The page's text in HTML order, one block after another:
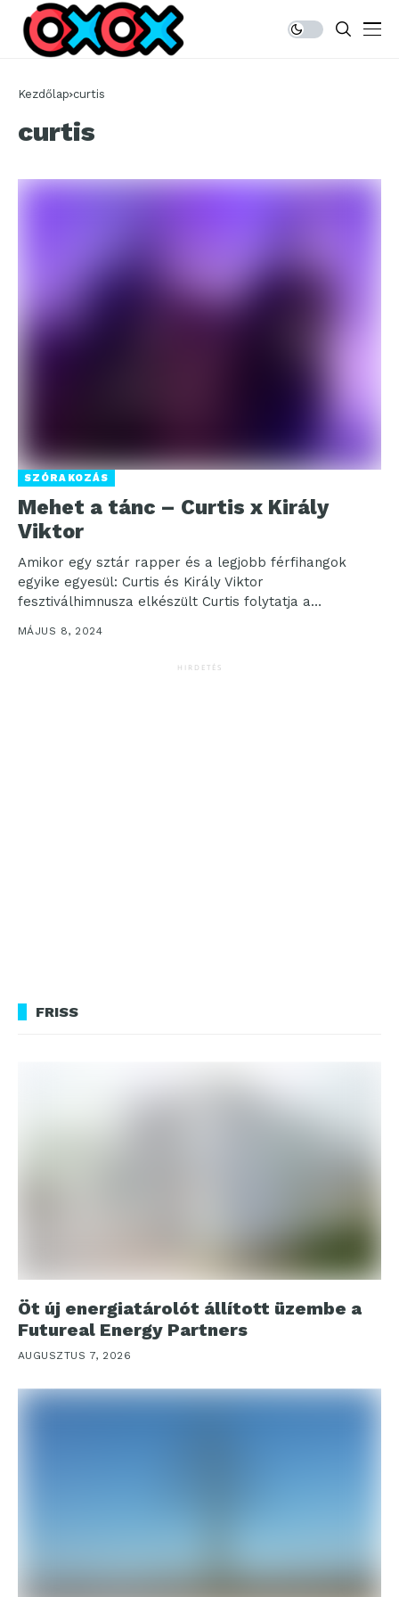
Kezdőlap curtis
curtis
SZÓRAKOZÁS
Mehet a tánc – Curtis x Király
Viktor
Amikor egy sztár rapper és a legjobb férfihangok
egyike egyesül: Curtis és Király Viktor
fesztiválhimnusza elkészült Curtis folytatja a
hagyományt, mely szerint minden...
MÁJUS 8, 2024
HIRDETÉS
FRISS
Öt új energiatárolót állított üzembe a
Futureal Energy Partners
AUGUSZTUS 7, 2026